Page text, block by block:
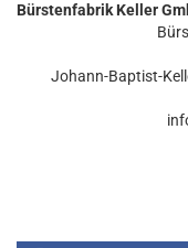
Bürstenfabrik Keller
Johann-Baptist-